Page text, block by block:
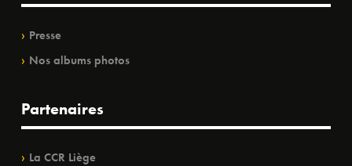
Presse
Nos albums photos
Partenaires
La CCR Liège